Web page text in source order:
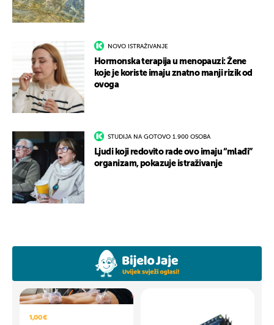
NOVO ISTRAŽIVANJE
Hormonska terapija u menopauzi: Žene
koje je koriste imaju znatno manji rizik od
ovoga
STUDIJA NA GOTOVO 1.900 OSOBA
Ljudi koji redovito rade ovo imaju “mlađi”
organizam, pokazuje istraživanje
1,00 €